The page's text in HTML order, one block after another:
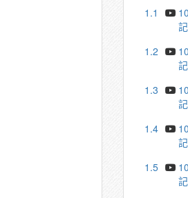
1.1
1.2
1.3
1.4
1.5